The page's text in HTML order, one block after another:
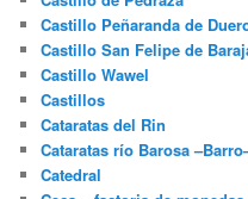
Castillo Peñaranda de
Castillo San Felipe de
Castillo Wawel
Castillos
Cataratas del Rin
Cataratas río Barosa
Catedral